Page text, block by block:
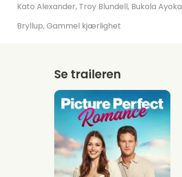
Kato Alexander, Troy Blundell, Bukola Ayoka
Bryllup, Gammel kjærlighet
Se traileren